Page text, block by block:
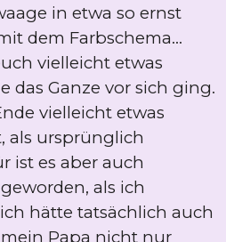
in etwa so ernst
dem Farbschema...
vielleicht etwas
das Ganze vor sich ging.
vielleicht etwas
als ursprünglich
ist es aber auch
als ich
hätte tatsächlich auch
Papa nicht nur